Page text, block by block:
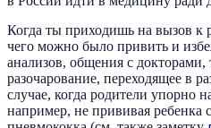
Когда ты приходишь на вызов к
чего можно было привить и
анализов, общения с докторами,
разочарование, переходящее в
случае, когда родители упорно
например, не прививая